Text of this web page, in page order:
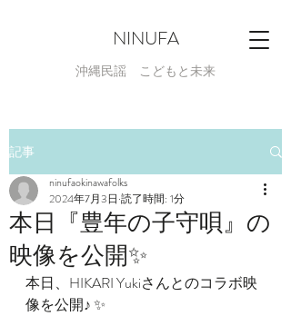
NINUFA
​沖縄民謡 こどもと未来
記事
本日『豊年の子守唄』の
映像を公開✨
ninufaokinawafolks
2024年7月3日 読了時間: 1分
本日、HIKARI Yukiさんとのコラボ映
像を公開♪ ✨